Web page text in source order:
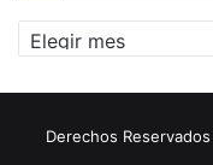
Archivos
Derechos